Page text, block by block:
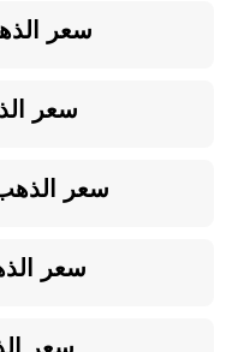
سعر
سعر
سعر
سعر